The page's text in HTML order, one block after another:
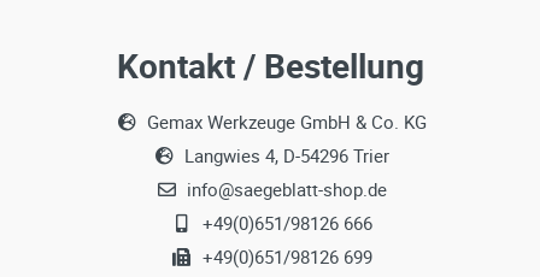
Kontakt / Bestellung
Gemax Werkzeuge GmbH & Co. KG
Langwies 4, D-54296 Trier
info@saegeblatt-shop.de
+49(0)651/98126 666
+49(0)651/98126 699